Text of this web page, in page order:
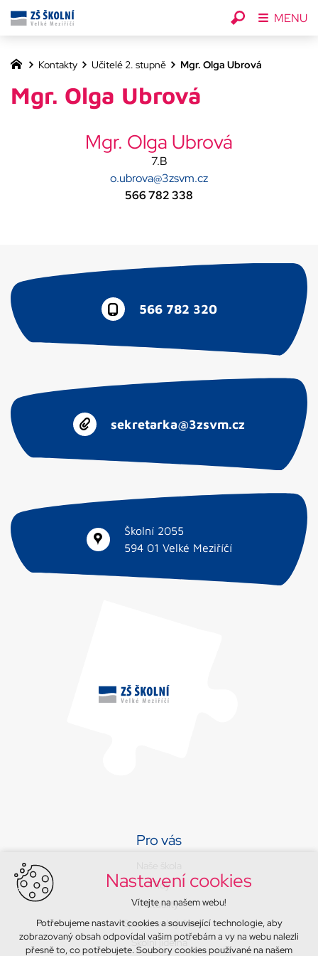
Kontakty Učitelé 2. stupně Mgr. Olga Ubrová
Mgr. Olga Ubrová
Mgr. Olga Ubrová
7.B
o.ubrova@3zsvm.cz
566 782 338
566 782 320
sekretarka@3zsvm.cz
Školní 2055
594 01 Velké Meziříčí
Pro vás
Třídy
Aktuality
Sport a volný čas
Školní jídelna
MENU
Nastavení cookies
Vítejte na našem webu!
Potřebujeme nastavit cookies a související technologie, aby
zobrazovaný obsah odpovídal vašim potřebám a vy na webu nalezli
přesně to, co potřebujete. Soubory cookies používané na našem